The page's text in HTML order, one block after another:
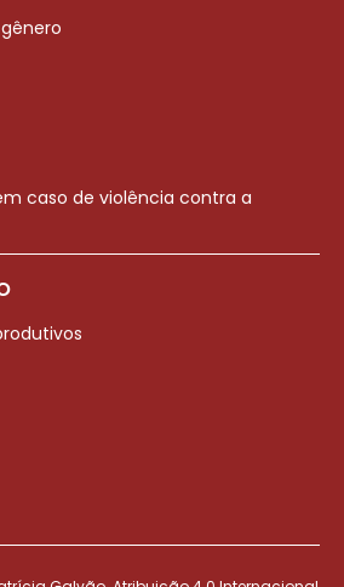
caso de violência contra a